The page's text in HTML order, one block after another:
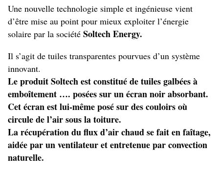
Une nouvelle technologie simple et ingénieuse vient
d’être mise au point pour mieux exploiter l’énergie
solaire par la société Soltech Energy.
Il s’agit de tuiles transparentes pourvues d’un système
innovant.
Le produit Soltech est constitué de tuiles galbées à
emboîtement …. posées sur un écran noir absorbant.
Cet écran est lui-même posé sur des couloirs où
circule de l’air sous la toiture.
La récupération du flux d’air chaud se fait en faîtage,
aidée par un ventilateur et entretenue par convection
naturelle.